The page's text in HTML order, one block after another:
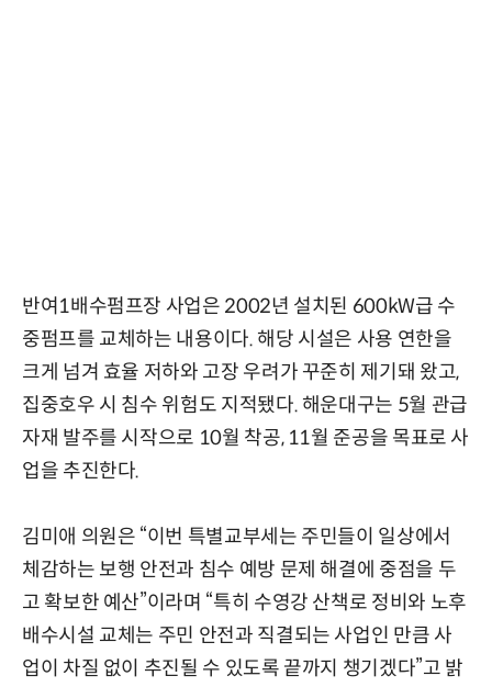
반여1배수펌프장 사업은 2002년 설치된 600kW급 수
중펌프를 교체하는 내용이다. 해당 시설은 사용 연한을
크게 넘겨 효율 저하와 고장 우려가 꾸준히 제기돼 왔고,
집중호우 시 침수 위험도 지적됐다. 해운대구는 5월 관급
자재 발주를 시작으로 10월 착공, 11월 준공을 목표로 사
업을 추진한다.
김미애 의원은 “이번 특별교부세는 주민들이 일상에서
체감하는 보행 안전과 침수 예방 문제 해결에 중점을 두
고 확보한 예산”이라며 “특히 수영강 산책로 정비와 노후
배수시설 교체는 주민 안전과 직결되는 사업인 만큼 사
업이 차질 없이 추진될 수 있도록 끝까지 챙기겠다”고 밝